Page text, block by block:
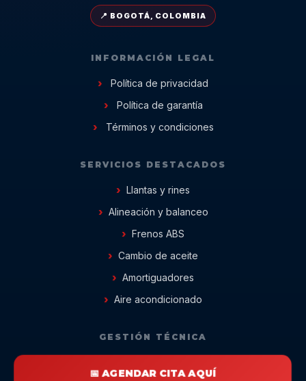
📍 BOGOTÁ, COLOMBIA
INFORMACIÓN LEGAL
Política de privacidad
Política de garantía
Términos y condiciones
SERVICIOS DESTACADOS
Llantas y rines
Alineación y balanceo
Frenos ABS
Cambio de aceite
Amortiguadores
Aire acondicionado
GESTIÓN TÉCNICA
📅 AGENDAR CITA AQUÍ